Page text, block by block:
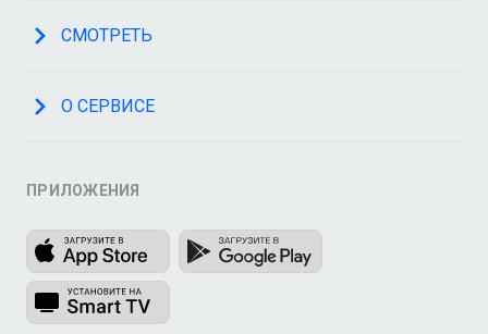
СМОТРЕТЬ
О СЕРВИСЕ
ПРИЛОЖЕНИЯ